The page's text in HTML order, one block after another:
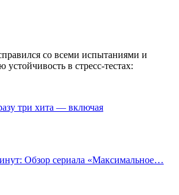
со всеми испытаниями и
устойчивость в стресс-тестах:
три хита — включая
Обзор сериала «Максимальное…